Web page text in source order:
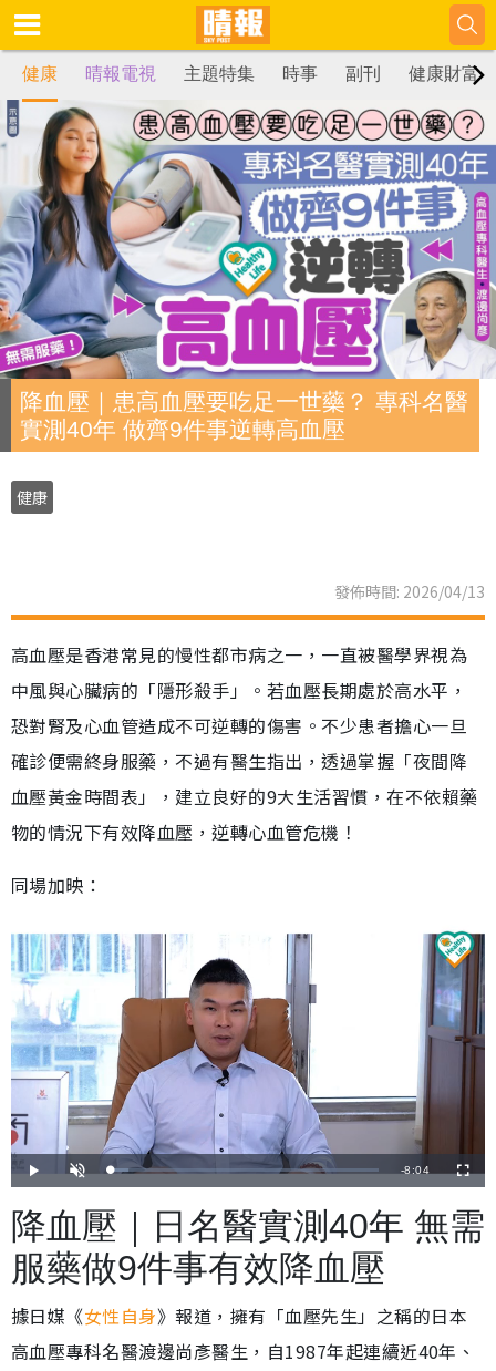
健康 晴報電視 主題特集 時事 副刊 健康財富
降血壓｜患高血壓要吃足一世藥？ 專科名醫
實測40年 做齊9件事逆轉高血壓
健康
發佈時間: 2026/04/13
高血壓是香港常見的慢性都市病之一，一直被醫學界視為
中風與心臟病的「隱形殺手」。若血壓長期處於高水平，
恐對腎及心血管造成不可逆轉的傷害。不少患者擔心一旦
確診便需終身服藥，不過有醫生指出，透過掌握「夜間降
血壓黃金時間表」，建立良好的9大生活習慣，在不依賴藥
物的情況下有效降血壓，逆轉心血管危機！
同場加映：
播
放
開
啟
效
載
入
9
%
剩
時
-8:04
全
螢
降血壓｜日名醫實測40年 無需
服藥做9件事有效降血壓
據日媒《女性自身》報道，擁有「血壓先生」之稱的日本
高血壓專科名醫渡邊尚彥醫生，自1987年起連續近40年、